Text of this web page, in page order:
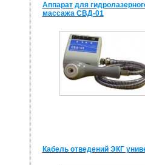
Аппарат для
массажа СВД-01
Кабель отведений ЭКГ